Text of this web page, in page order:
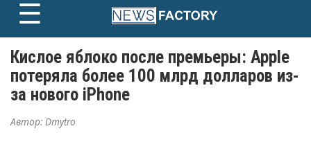
content
☰
Кислое яблоко после премьеры: Apple
потеряла более 100 млрд долларов из-
за нового iPhone
Автор: Dmytro